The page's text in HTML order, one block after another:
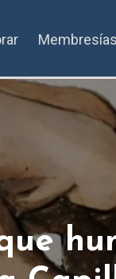
Membresías